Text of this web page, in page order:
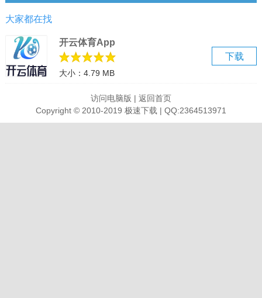
软件特色
界面更简单
全新清爽交互设计
不再眼花缭乱
双端云同步
跨平台数据共享，云端同步
联想原厂浏览器
更了解硬件
大家都在找
下载
开云体育App
大小：4.79 MB
访问电脑版 | 返回首页
Copyright © 2010-2019 极速下载 | QQ:2364513971